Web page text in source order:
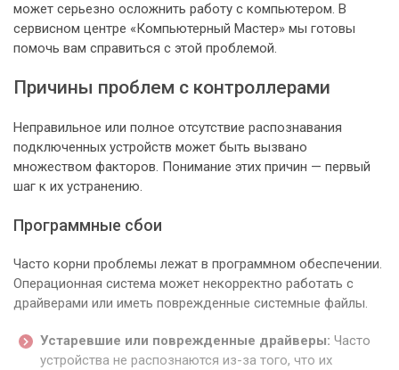
может серьезно осложнить работу с компьютером. В
сервисном центре «Компьютерный Мастер» мы готовы
помочь вам справиться с этой проблемой.
Причины проблем с контроллерами
Неправильное или полное отсутствие распознавания
подключенных устройств может быть вызвано
множеством факторов. Понимание этих причин — первый
шаг к их устранению.
Программные сбои
Часто корни проблемы лежат в программном обеспечении.
Операционная система может некорректно работать с
драйверами или иметь поврежденные системные файлы.
Устаревшие или поврежденные драйверы: Часто
устройства не распознаются из-за того, что их